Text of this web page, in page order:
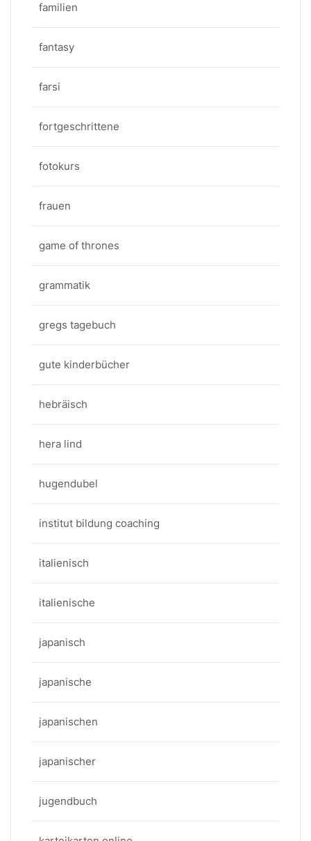
familien
fantasy
farsi
fortgeschrittene
fotokurs
frauen
game of thrones
grammatik
gregs tagebuch
gute kinderbücher
hebräisch
hera lind
hugendubel
institut bildung coaching
italienisch
italienische
japanisch
japanische
japanischen
japanischer
jugendbuch